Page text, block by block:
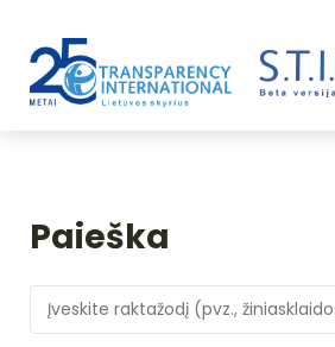
Paieška